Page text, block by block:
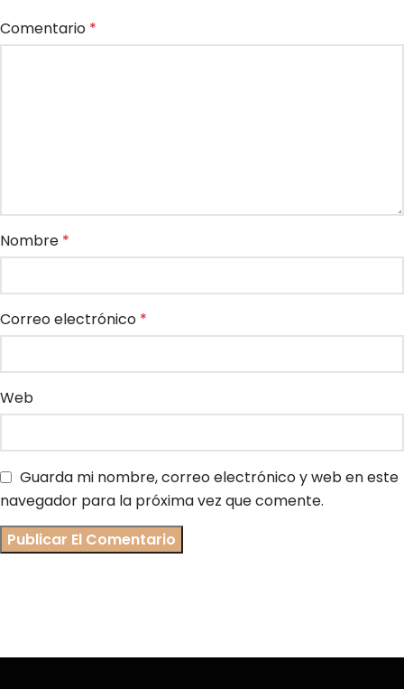
Comentario *
Nombre *
Correo electrónico *
Web
Guarda mi nombre, correo electrónico y web en este
navegador para la próxima vez que comente.